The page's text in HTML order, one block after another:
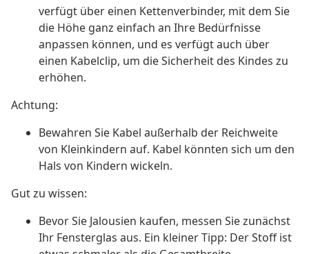
verfügt über einen Kettenverbinder, mit dem Sie
die Höhe ganz einfach an Ihre Bedürfnisse
anpassen können, und es verfügt auch über
einen Kabelclip, um die Sicherheit des Kindes zu
erhöhen.
Achtung:
Bewahren Sie Kabel außerhalb der Reichweite
von Kleinkindern auf. Kabel könnten sich um den
Hals von Kindern wickeln.
Gut zu wissen:
Bevor Sie Jalousien kaufen, messen Sie zunächst
Ihr Fensterglas aus. Ein kleiner Tipp: Der Stoff ist